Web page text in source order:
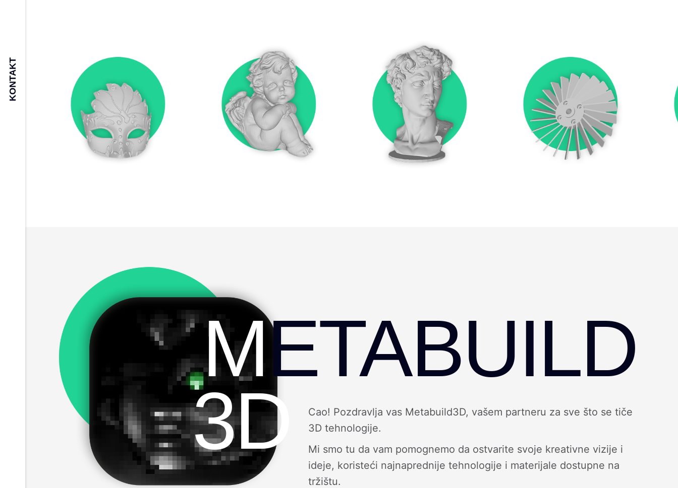
KONTAKT
METABUILD
3D
Cao! Pozdravlja vas Metabuild3D, vašem partneru za sve što se tiče
3D tehnologije.
Mi smo tu da vam pomognemo da ostvarite svoje kreativne vizije i
ideje, koristeći najnaprednije tehnologije i materijale dostupne na
tržištu.